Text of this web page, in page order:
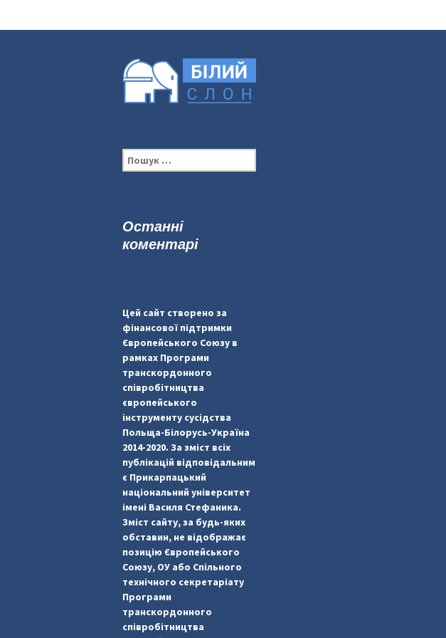
П
о
:Останні
коментарі
Цей сайт створено за
фінансової підтримки
Європейського Союзу в
рамках Програми
транскордонного
співробітництва
європейського
інструменту сусідства
Польща-Білорусь-Україна
2014-2020. За зміст всіх
публікацій відповідальним
є Прикарпацький
національний університет
імені Василя Стефаника.
Зміст сайту, за будь-яких
обставин, не відображає
позицію Європейського
Союзу, ОУ або Спільного
технічного секретаріату
Програми
транскордонного
співробітництва